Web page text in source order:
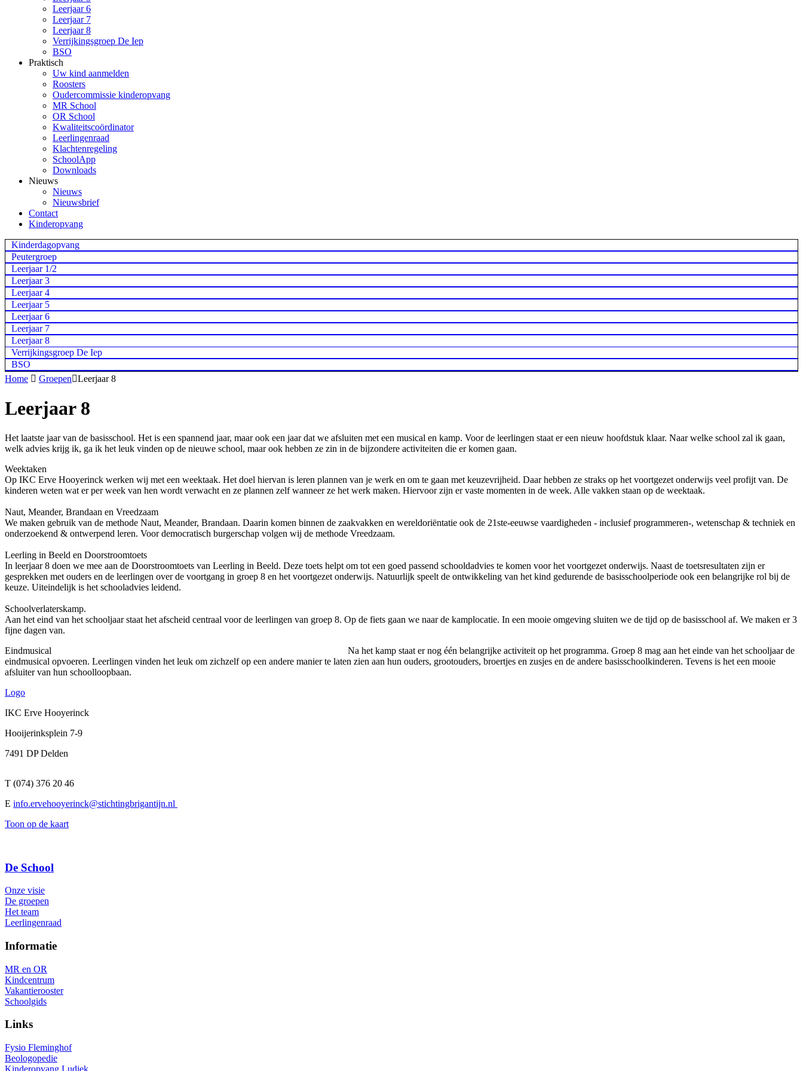
Leerjaar 6
Leerjaar 7
Leerjaar 8
Verrijkingsgroep De Iep
BSO
Praktisch
Uw kind aanmelden
Roosters
Oudercommissie kinderopvang
MR School
OR School
Kwaliteitscoördinator
Leerlingenraad
Klachtenregeling
SchoolApp
Downloads
Nieuws
Nieuws
Nieuwsbrief
Contact
Kinderopvang
Kinderdagopvang
Peutergroep
Leerjaar 1/2
Leerjaar 3
Leerjaar 4
Leerjaar 5
Leerjaar 6
Leerjaar 7
Leerjaar 8
Verrijkingsgroep De Iep
BSO
Home  GroepenLeerjaar 8
Leerjaar 8
Het laatste jaar van de basisschool. Het is een spannend jaar, maar ook een jaar dat we afsluiten met een musical en kamp. Voor de leerlingen staat er een nieuw hoofdstuk klaar. Naar welke school zal ik gaan,
welk advies krijg ik, ga ik het leuk vinden op de nieuwe school, maar ook hebben ze zin in de bijzondere activiteiten die er komen gaan.
Weektaken
Op IKC Erve Hooyerinck werken wij met een weektaak. Het doel hiervan is leren plannen van je werk en om te gaan met keuzevrijheid. Daar hebben ze straks op het voortgezet onderwijs veel profijt van. De
kinderen weten wat er per week van hen wordt verwacht en ze plannen zelf wanneer ze het werk maken. Hiervoor zijn er vaste momenten in de week. Alle vakken staan op de weektaak.
Naut, Meander, Brandaan en Vreedzaam
We maken gebruik van de methode Naut, Meander, Brandaan. Daarin komen binnen de zaakvakken en wereldoriëntatie ook de 21ste-eeuwse vaardigheden - inclusief programmeren-, wetenschap & techniek en
onderzoekend & ontwerpend leren. Voor democratisch burgerschap volgen wij de methode Vreedzaam.
Leerling in Beeld en Doorstroomtoets
In leerjaar 8 doen we mee aan de Doorstroomtoets van Leerling in Beeld. Deze toets helpt om tot een goed passend schooldadvies te komen voor het voortgezet onderwijs. Naast de toetsresultaten zijn er
gesprekken met ouders en de leerlingen over de voortgang in groep 8 en het voortgezet onderwijs. Natuurlijk speelt de ontwikkeling van het kind gedurende de basisschoolperiode ook een belangrijke rol bij de
keuze. Uiteindelijk is het schooladvies leidend.
Schoolverlaterskamp.
Aan het eind van het schooljaar staat het afscheid centraal voor de leerlingen van groep 8. Op de fiets gaan we naar de kamplocatie. In een mooie omgeving sluiten we de tijd op de basisschool af. We maken er 3
fijne dagen van.
Eindmusical Na het kamp staat er nog één belangrijke activiteit op het programma. Groep 8 mag aan het einde van het schooljaar de
eindmusical opvoeren. Leerlingen vinden het leuk om zichzelf op een andere manier te laten zien aan hun ouders, grootouders, broertjes en zusjes en de andere basisschoolkinderen. Tevens is het een mooie
afsluiter van hun schoolloopbaan.
Logo
IKC Erve Hooyerinck
Hooijerinksplein 7-9
7491 DP Delden
T (074) 376 20 46
E info.ervehooyerinck@stichtingbrigantijn.nl
Toon op de kaart
De School
Onze visie
De groepen
Het team
Leerlingenraad
Informatie
MR en OR
Kindcentrum
Vakantierooster
Schoolgids
Links
Fysio Fleminghof
Beologopedie